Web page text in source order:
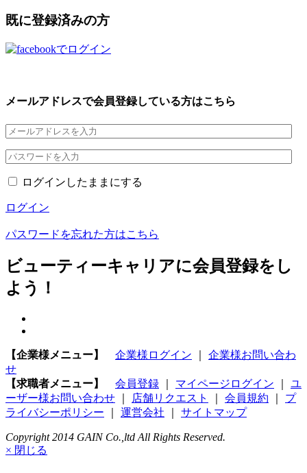
既に登録済みの方
メールアドレスで会員登録している方はこちら
ログインしたままにする
ログイン
パスワードを忘れた方はこちら
ビューティーキャリアに会員登録をし
よう！
【企業様メニュー】 企業様ログイン
企業様お問い合わ
せ
【求職者メニュー】
会員登録 マイページログイン
ユ
ーザー様お問い合わせ
店舗リクエスト 会員規約
プ
ライバシーポリシー
運営会社 サイトマップ
Copyright 2014 GAIN Co.,ltd All Rights Reserved.
× 閉じる